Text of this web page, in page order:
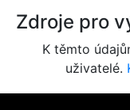
Zdroje pro
K těmto
uživatelé.